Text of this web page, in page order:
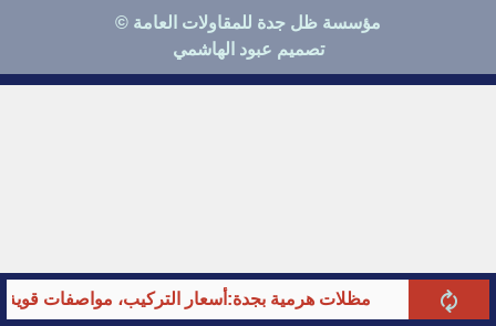
مظلات هرمية بجدة:أسعار التركيب، مواصفات قوية
مؤسسة ظل جدة للمقاولات العامة ©
تصميم عبود الهاشمي